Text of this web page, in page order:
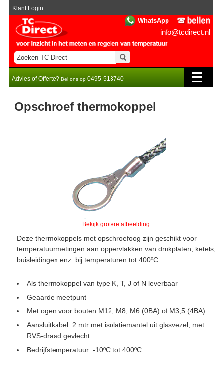
WhatsApp
info@tcdirect.nl
Klant Login
Advies of Offerte? Bel ons op 0495-513740
Opschroef thermokoppel
Bekijk grotere afbeelding
Deze thermokoppels met opschroefoog zijn geschikt voor
temperatuurmetingen aan oppervlakken van drukplaten, ketels,
buisleidingen enz. bij temperaturen tot 400ºC.
Als thermokoppel van type K, T, J of N leverbaar
Geaarde meetpunt
Met ogen voor bouten M12, M8, M6 (0BA) of M3,5 (4BA)
Aansluitkabel: 2 mtr met isolatiemantel uit glasvezel, met
RVS-draad gevlecht
Bedrijfstemperatuur: -10ºC tot 400ºC